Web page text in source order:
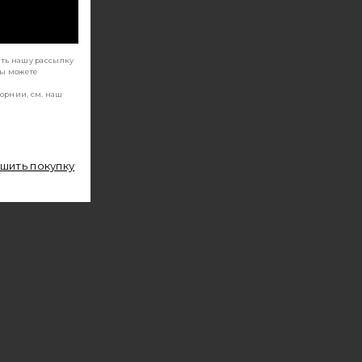
нашу рассылку
можете
см. наш
покупку